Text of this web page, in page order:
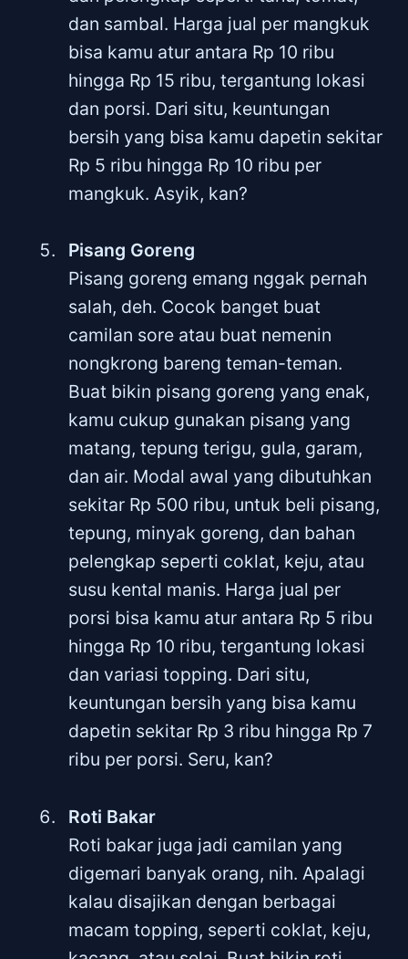
dan sambal. Harga jual per mangkuk
bisa kamu atur antara Rp 10 ribu
hingga Rp 15 ribu, tergantung lokasi
dan porsi. Dari situ, keuntungan
bersih yang bisa kamu dapetin sekitar
Rp 5 ribu hingga Rp 10 ribu per
mangkuk. Asyik, kan?
Pisang Goreng
Pisang goreng emang nggak pernah
salah, deh. Cocok banget buat
camilan sore atau buat nemenin
nongkrong bareng teman-teman.
Buat bikin pisang goreng yang enak,
kamu cukup gunakan pisang yang
matang, tepung terigu, gula, garam,
dan air. Modal awal yang dibutuhkan
sekitar Rp 500 ribu, untuk beli pisang,
tepung, minyak goreng, dan bahan
pelengkap seperti coklat, keju, atau
susu kental manis. Harga jual per
porsi bisa kamu atur antara Rp 5 ribu
hingga Rp 10 ribu, tergantung lokasi
dan variasi topping. Dari situ,
keuntungan bersih yang bisa kamu
dapetin sekitar Rp 3 ribu hingga Rp 7
ribu per porsi. Seru, kan?
Roti Bakar
Roti bakar juga jadi camilan yang
digemari banyak orang, nih. Apalagi
kalau disajikan dengan berbagai
macam topping, seperti coklat, keju,